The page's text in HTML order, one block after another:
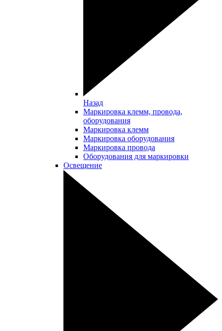
Назад
Маркировка клемм, провода,
оборудования
Маркировка клемм
Маркировка оборудования
Маркировка провода
Оборудования для маркировки
Освещение